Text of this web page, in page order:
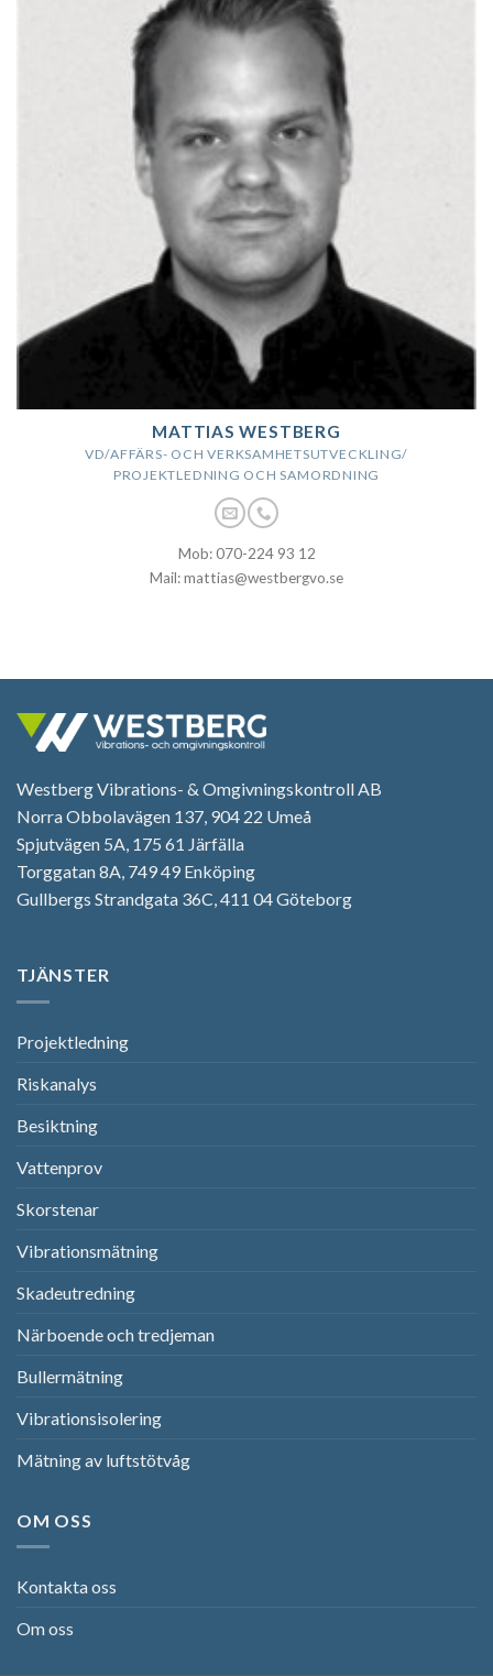
MATTIAS WESTBERG
VD/AFFÄRS- OCH VERKSAMHETSUTVECKLING/
PROJEKTLEDNING OCH SAMORDNING
Mob: 070-224 93 12
Mail: mattias@westbergvo.se
Westberg Vibrations- & Omgivningskontroll AB
Norra Obbolavägen 137, 904 22 Umeå
Spjutvägen 5A, 175 61 Järfälla
Torggatan 8A, 749 49 Enköping
Gullbergs Strandgata 36C, 411 04 Göteborg
TJÄNSTER
Projektledning
Riskanalys
Besiktning
Vattenprov
Skorstenar
Vibrationsmätning
Skadeutredning
Närboende och tredjeman
Bullermätning
Vibrationsisolering
Mätning av luftstötvåg
OM OSS
Kontakta oss
Om oss